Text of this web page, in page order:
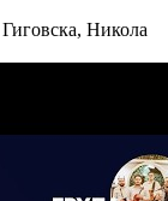
Никола